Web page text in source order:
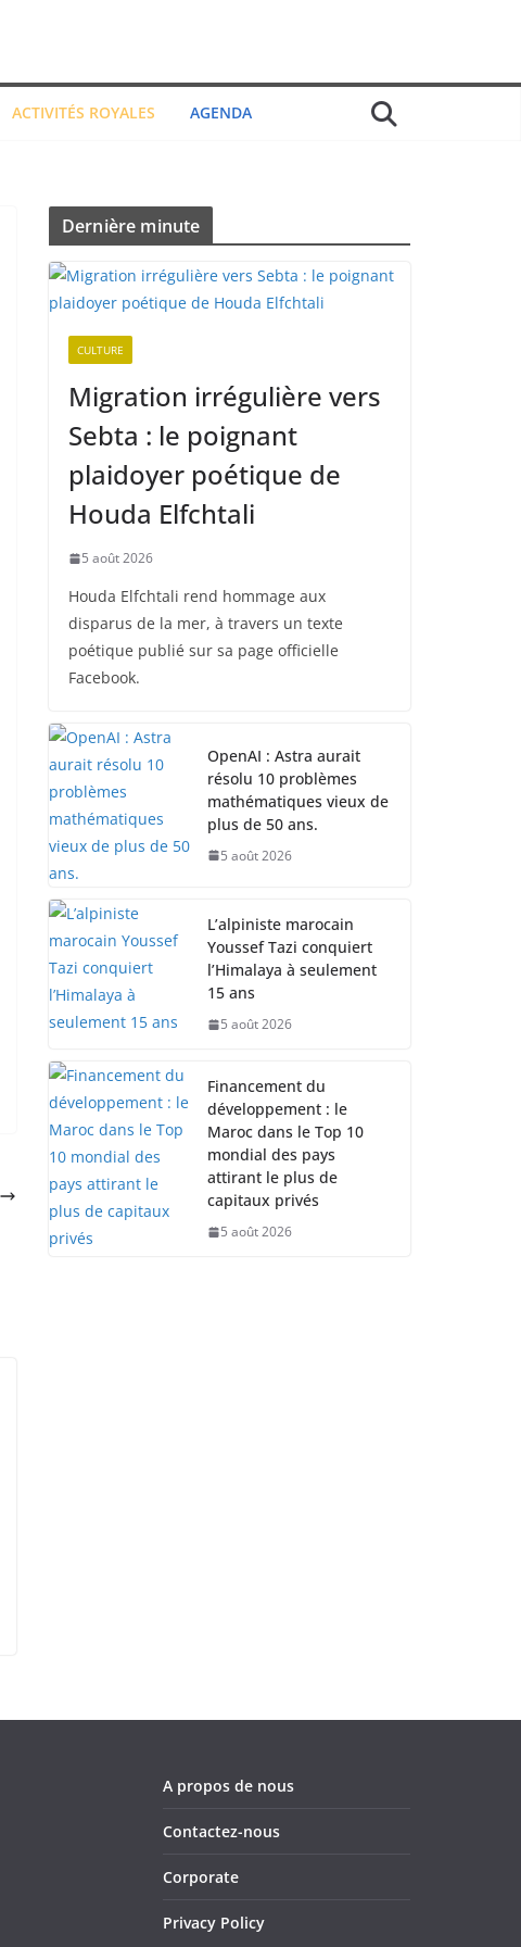
ACTIVITÉS ROYALES AGENDA
Dernière minute
CULTURE
Migration irrégulière vers
Sebta : le poignant
plaidoyer poétique de
Houda Elfchtali
5 août 2026
Houda Elfchtali rend hommage aux
disparus de la mer, à travers un texte
poétique publié sur sa page officielle
Facebook.
OpenAI : Astra aurait
résolu 10 problèmes
mathématiques vieux de
plus de 50 ans.
5 août 2026
L’alpiniste marocain
Youssef Tazi conquiert
l’Himalaya à seulement
15 ans
5 août 2026
Financement du
développement : le
Maroc dans le Top 10
mondial des pays
attirant le plus de
capitaux privés
5 août 2026
A propos de nous
Contactez-nous
Corporate
Privacy Policy